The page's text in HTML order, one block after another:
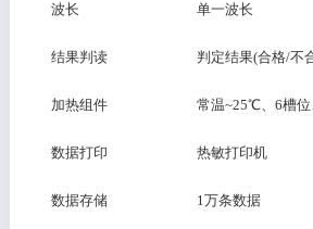
波长 单一波长
结果判读 判定结果(合格/不
加热组件 常温~25℃、6槽位
数据打印 热敏打印机
数据存储 1万条数据